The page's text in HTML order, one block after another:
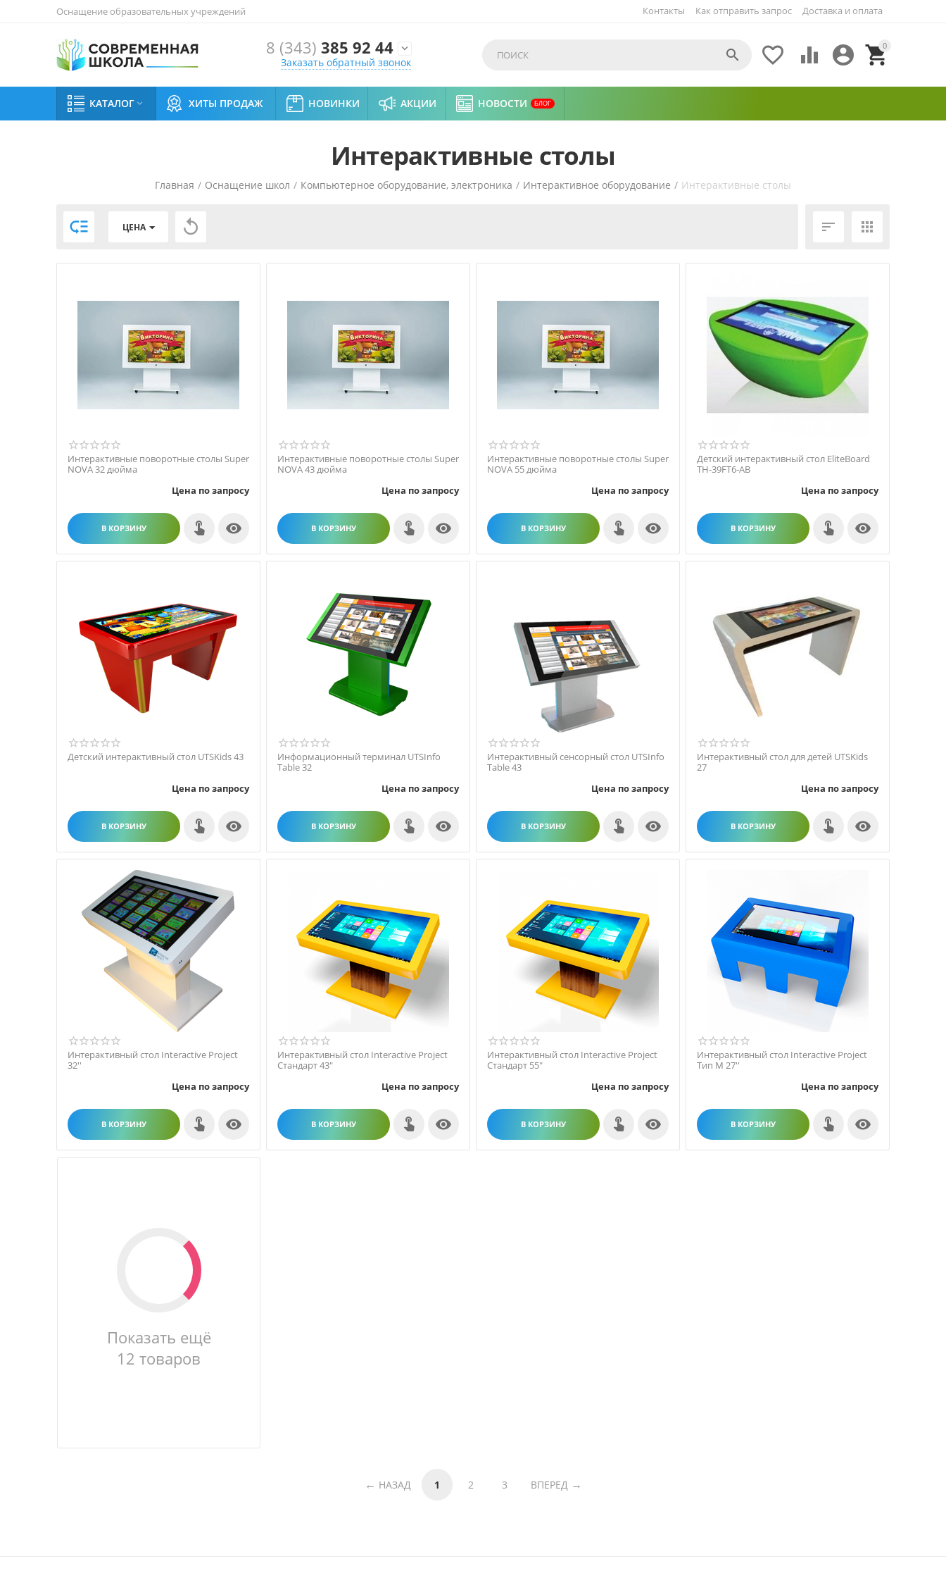
Оснащение образовательных учреждений Как отправить запрос Доставка и оплата
Контакты
8 (343) 385 92 44 
Заказать обратный звонок
0


 

КАТАЛОГ  ХИТЫ ПРОДАЖ НОВИНКИ АКЦИИ НОВОСТИ БЛОГ
Интерактивные столы
Главная / Оснащение школ / Компьютерное оборудование, электроника / Интерактивное оборудование / Интерактивные столы
 ЦЕНА   
Интерактивные поворотные столы Super
NOVA 32 дюйма
Цена по запросу
В КОРЗИНУ 
Интерактивные поворотные столы Super
NOVA 43 дюйма
Цена по запросу
В КОРЗИНУ 
Интерактивные поворотные столы Super
NOVA 55 дюйма
Цена по запросу
В КОРЗИНУ 
Детский интерактивный стол EliteBoard
TH-39FT6-AB
Цена по запросу
В КОРЗИНУ 
Детский интерактивный стол UTSKids 43
Цена по запросу
В КОРЗИНУ 
Информационный терминал UTSInfo
Table 32
Цена по запросу
В КОРЗИНУ 
Интерактивный сенсорный стол UTSInfo
Table 43
Цена по запросу
В КОРЗИНУ 
Интерактивный стол для детей UTSKids
27
Цена по запросу
В КОРЗИНУ 
Интерактивный стол Interactive Project
32''
Цена по запросу
В КОРЗИНУ 
Интерактивный стол Interactive Project
Стандарт 43"
Цена по запросу
В КОРЗИНУ 
Интерактивный стол Interactive Project
Стандарт 55"
Цена по запросу
В КОРЗИНУ 
Интерактивный стол Interactive Project
Тип М 27''
Цена по запросу
В КОРЗИНУ 
Показать ещё
12 товаров
НАЗАД 1 2 3 ВПЕРЕД